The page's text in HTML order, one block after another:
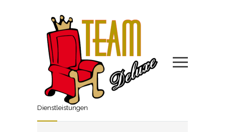
Dienstleistungen